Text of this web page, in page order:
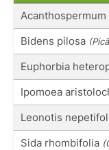
Acanthospermum
Bidens pilosa
Euphorbia
Ipomoea
Leonotis
Sida rhombifolia